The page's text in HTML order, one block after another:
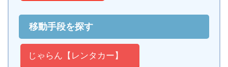
移動手段を探す
じゃらん【レンタカー】